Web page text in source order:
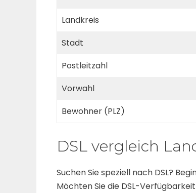
Landkreis
Stadt
Postleitzahl
Vorwahl
Bewohner (PLZ)
DSL vergleich
Suchen Sie speziell nach DSL?
Möchten Sie die DSL-